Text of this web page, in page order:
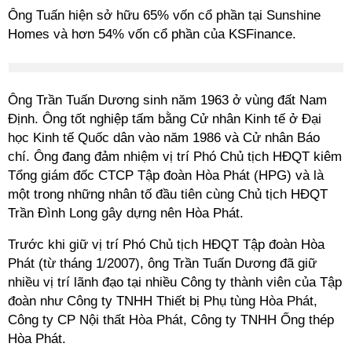
Ông Tuấn hiện sở hữu 65% vốn cổ phần tại Sunshine
Homes và hơn 54% vốn cổ phần của KSFinance.
Ông Trần Tuấn Dương sinh năm 1963 ở vùng đất Nam
Định. Ông tốt nghiệp tấm bằng Cử nhân Kinh tế ở Đại
học Kinh tế Quốc dân vào năm 1986 và Cử nhân Báo
chí. Ông đang đảm nhiệm vị trí Phó Chủ tịch HĐQT kiêm
Tổng giám đốc CTCP Tập đoàn Hòa Phát (HPG) và là
một trong những nhân tố đầu tiên cùng Chủ tịch HĐQT
Trần Đình Long gây dựng nên Hòa Phát.
Trước khi giữ vị trí Phó Chủ tịch HĐQT Tập đoàn Hòa
Phát (từ tháng 1/2007), ông Trần Tuấn Dương đã giữ
nhiều vị trí lãnh đạo tại nhiều Công ty thành viên của Tập
đoàn như Công ty TNHH Thiết bị Phụ tùng Hòa Phát,
Công ty CP Nội thất Hòa Phát, Công ty TNHH Ống thép
Hòa Phát.